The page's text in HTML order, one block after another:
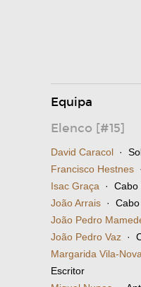
Equipa
Elenco [#15]
David Caracol ·
Francisco Hestnes
Isac Graça · Cabo
João Arrais ·
João Pedro
João Pedro Vaz ·
Margarida Vila-Nova
Escritor